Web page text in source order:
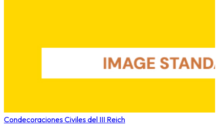
Condecoraciones Civiles del III Reich